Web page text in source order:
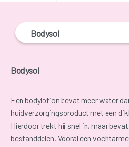
Bodysol
Bodysol
Een bodylotion bevat meer water
huidverzorgingsproduct met een
Hierdoor trekt hij snel in, maar
bestanddelen. Vooral een